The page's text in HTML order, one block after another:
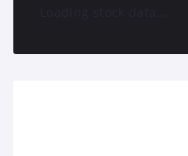
Loading stock data...